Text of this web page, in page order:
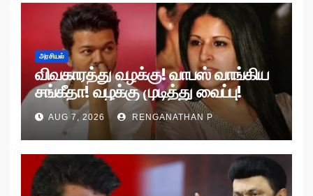
அரசியல்
விவகாரத்து வழக்கு! வாபஸ் வாங்கிய
சங்கீதா! வழக்கு முடித்து வைப்பு!
AUG 7, 2026 RENGANATHAN P